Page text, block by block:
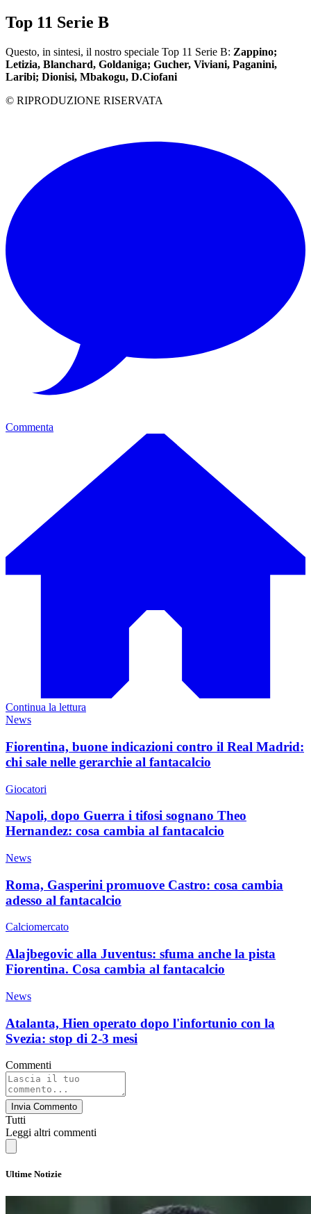
Top 11 Serie B
Questo, in sintesi, il nostro speciale Top 11 Serie B: Zappino;
Letizia, Blanchard, Goldaniga; Gucher, Viviani, Paganini,
Laribi; Dionisi, Mbakogu, D.Ciofani
© RIPRODUZIONE RISERVATA
Commenta
Continua la lettura
News
Fiorentina, buone indicazioni contro il Real Madrid:
chi sale nelle gerarchie al fantacalcio
Giocatori
Napoli, dopo Guerra i tifosi sognano Theo
Hernandez: cosa cambia al fantacalcio
News
Roma, Gasperini promuove Castro: cosa cambia
adesso al fantacalcio
Calciomercato
Alajbegovic alla Juventus: sfuma anche la pista
Fiorentina. Cosa cambia al fantacalcio
News
Atalanta, Hien operato dopo l'infortunio con la
Svezia: stop di 2-3 mesi
Commenti
Invia Commento
Tutti
Leggi altri commenti
Ultime Notizie